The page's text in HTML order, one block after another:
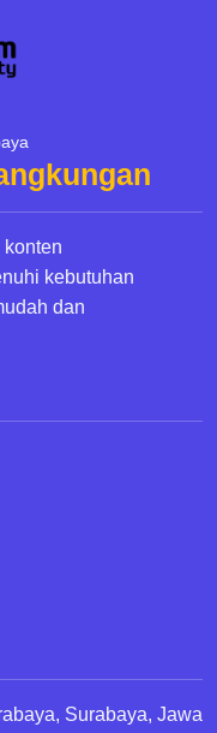
konten
kebutuhan
dan
Surabaya, Jawa